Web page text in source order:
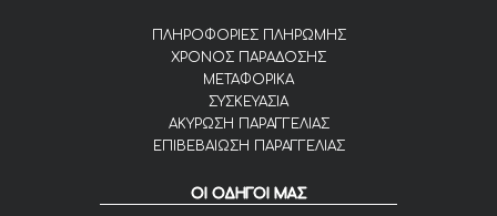
ΠΛΗΡΟΦΟΡΙΕΣ ΠΛΗΡΩΜΗΣ
ΧΡΟΝΟΣ ΠΑΡΑΔΟΣΗΣ
ΜΕΤΑΦΟΡΙΚΑ
ΣΥΣΚΕΥΑΣΙΑ
ΑΚΥΡΩΣΗ ΠΑΡΑΓΓΕΛΙΑΣ
ΕΠΙΒΕΒΑΙΩΣΗ ΠΑΡΑΓΓΕΛΙΑΣ
ΟΙ ΟΔΗΓΟΙ ΜΑΣ